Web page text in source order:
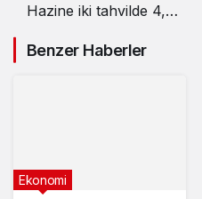
Hazine iki tahvilde 4,87
Benzer Haberler
Ekonomi